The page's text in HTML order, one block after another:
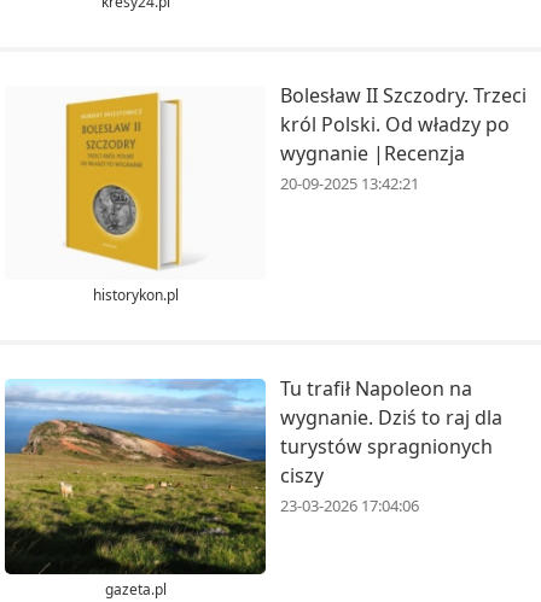
historykon.pl
Bolesław II Szczodry. Trzeci
król Polski. Od władzy po
wygnanie |Recenzja
20-09-2025 13:42:21
gazeta.pl
Tu trafił Napoleon na
wygnanie. Dziś to raj dla
turystów spragnionych
ciszy
23-03-2026 17:04:06